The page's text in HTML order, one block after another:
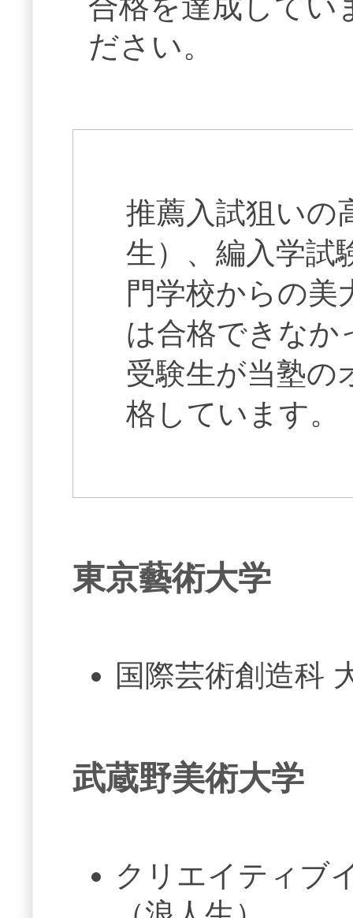
合格を達成してい
ださい。
推薦入試狙いの
生）、編入学試
門学校からの美
は合格できなか
受験生が当塾の
格しています。
東京藝術大学
国際芸術創造科
武蔵野美術大学
クリエイティブ